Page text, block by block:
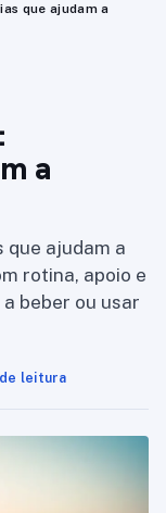
que ajudam a
a
que ajudam a
rotina, apoio e
beber ou usar
de leitura